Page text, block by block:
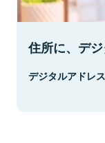
住所に、デジ
デジタルアドレ